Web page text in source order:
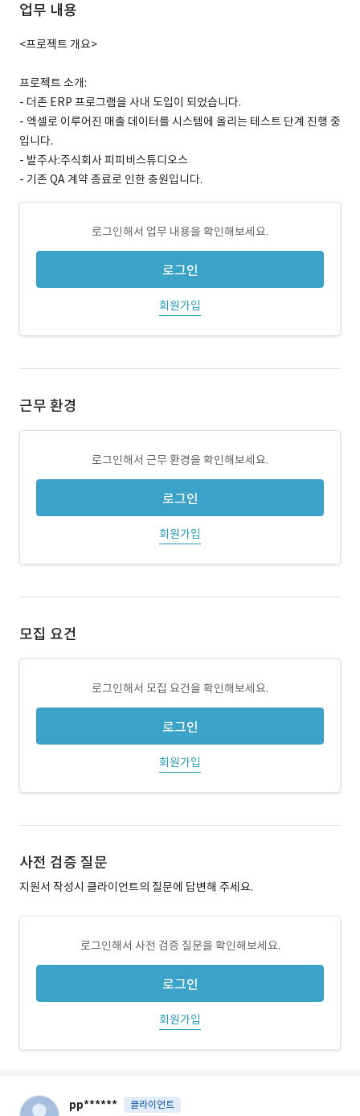
업무 내용
<프로젝트 개요>
프로젝트 소개:
- 더존 ERP 프로그램을 사내 도입이 되었습니다.
- 엑셀로 이루어진 매출 데이터를 시스템에 올리는 테스트 단계 진행 중
입니다.
- 발주사:주식회사 피피비스튜디오스
- 기존 QA 계약 종료로 인한 충원입니다.
로그인해서 업무 내용을 확인해보세요.
로그인
회원가입
근무 환경
로그인해서 근무 환경을 확인해보세요.
로그인
회원가입
모집 요건
로그인해서 모집 요건을 확인해보세요.
로그인
회원가입
사전 검증 질문
지원서 작성시 클라이언트의 질문에 답변해 주세요.
로그인해서 사전 검증 질문을 확인해보세요.
로그인
회원가입
pp****** 클라이언트